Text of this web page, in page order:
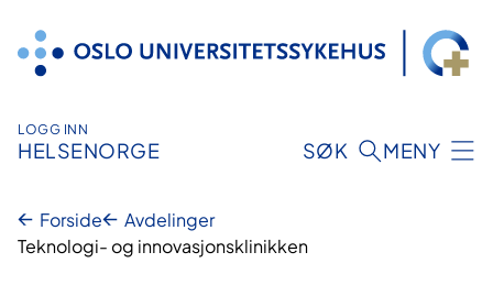
innhold
LOGG INN
HELSENORGE SØK MENY
Forside
Avdelinger
Teknologi- og innovasjonsklinikken